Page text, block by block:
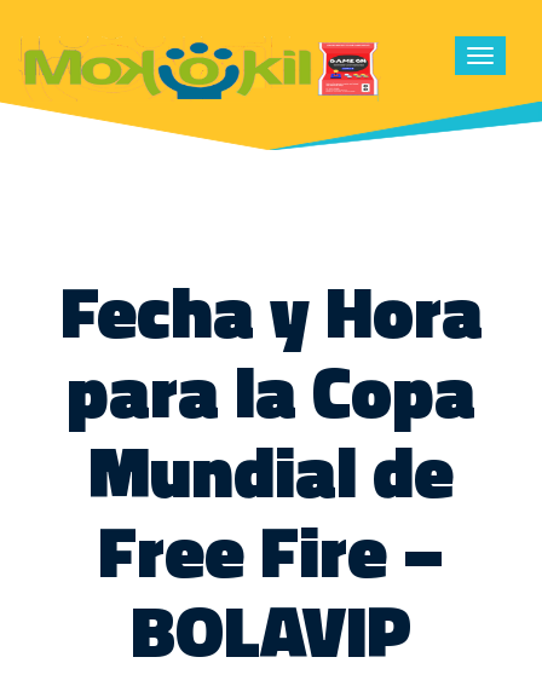
Toggle
Fecha y Hora
para la Copa
Mundial de
Free Fire –
BOLAVIP